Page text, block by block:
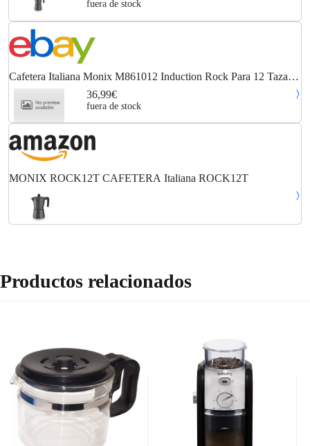
fuera de stock
Cafetera Italiana Monix M861012 Induction Rock Para 12 Tazas
36,99€
fuera de stock
MONIX ROCK12T CAFETERA Italiana ROCK12T
Productos relacionados